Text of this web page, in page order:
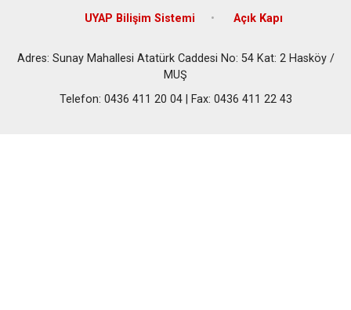
UYAP Bilişim Sistemi Açık Kapı
Adres: Sunay Mahallesi Atatürk Caddesi No: 54 Kat: 2 Hasköy /
MUŞ
Telefon: 0436 411 20 04 | Fax: 0436 411 22 43